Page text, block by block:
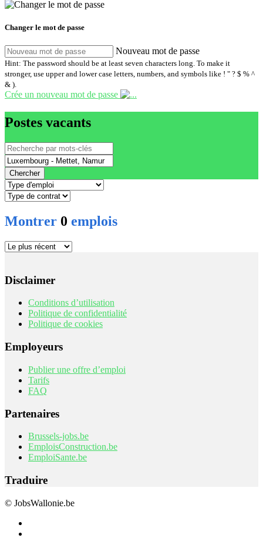
Changer le mot de passe
Nouveau mot de passe
Hint: The password should be at least seven characters long. To make it
stronger, use upper and lower case letters, numbers, and symbols like ! " ? $ % ^
& ).
Crée un nouveau mot de passe
Postes vacants
Chercher
Montrer 0 emplois
Disclaimer
Conditions d’utilisation
Politique de confidentialité
Politique de cookies
Employeurs
Publier une offre d’emploi
Tarifs
FAQ
Partenaires
Brussels-jobs.be
EmploisConstruction.be
EmploiSante.be
Traduire
© JobsWallonie.be